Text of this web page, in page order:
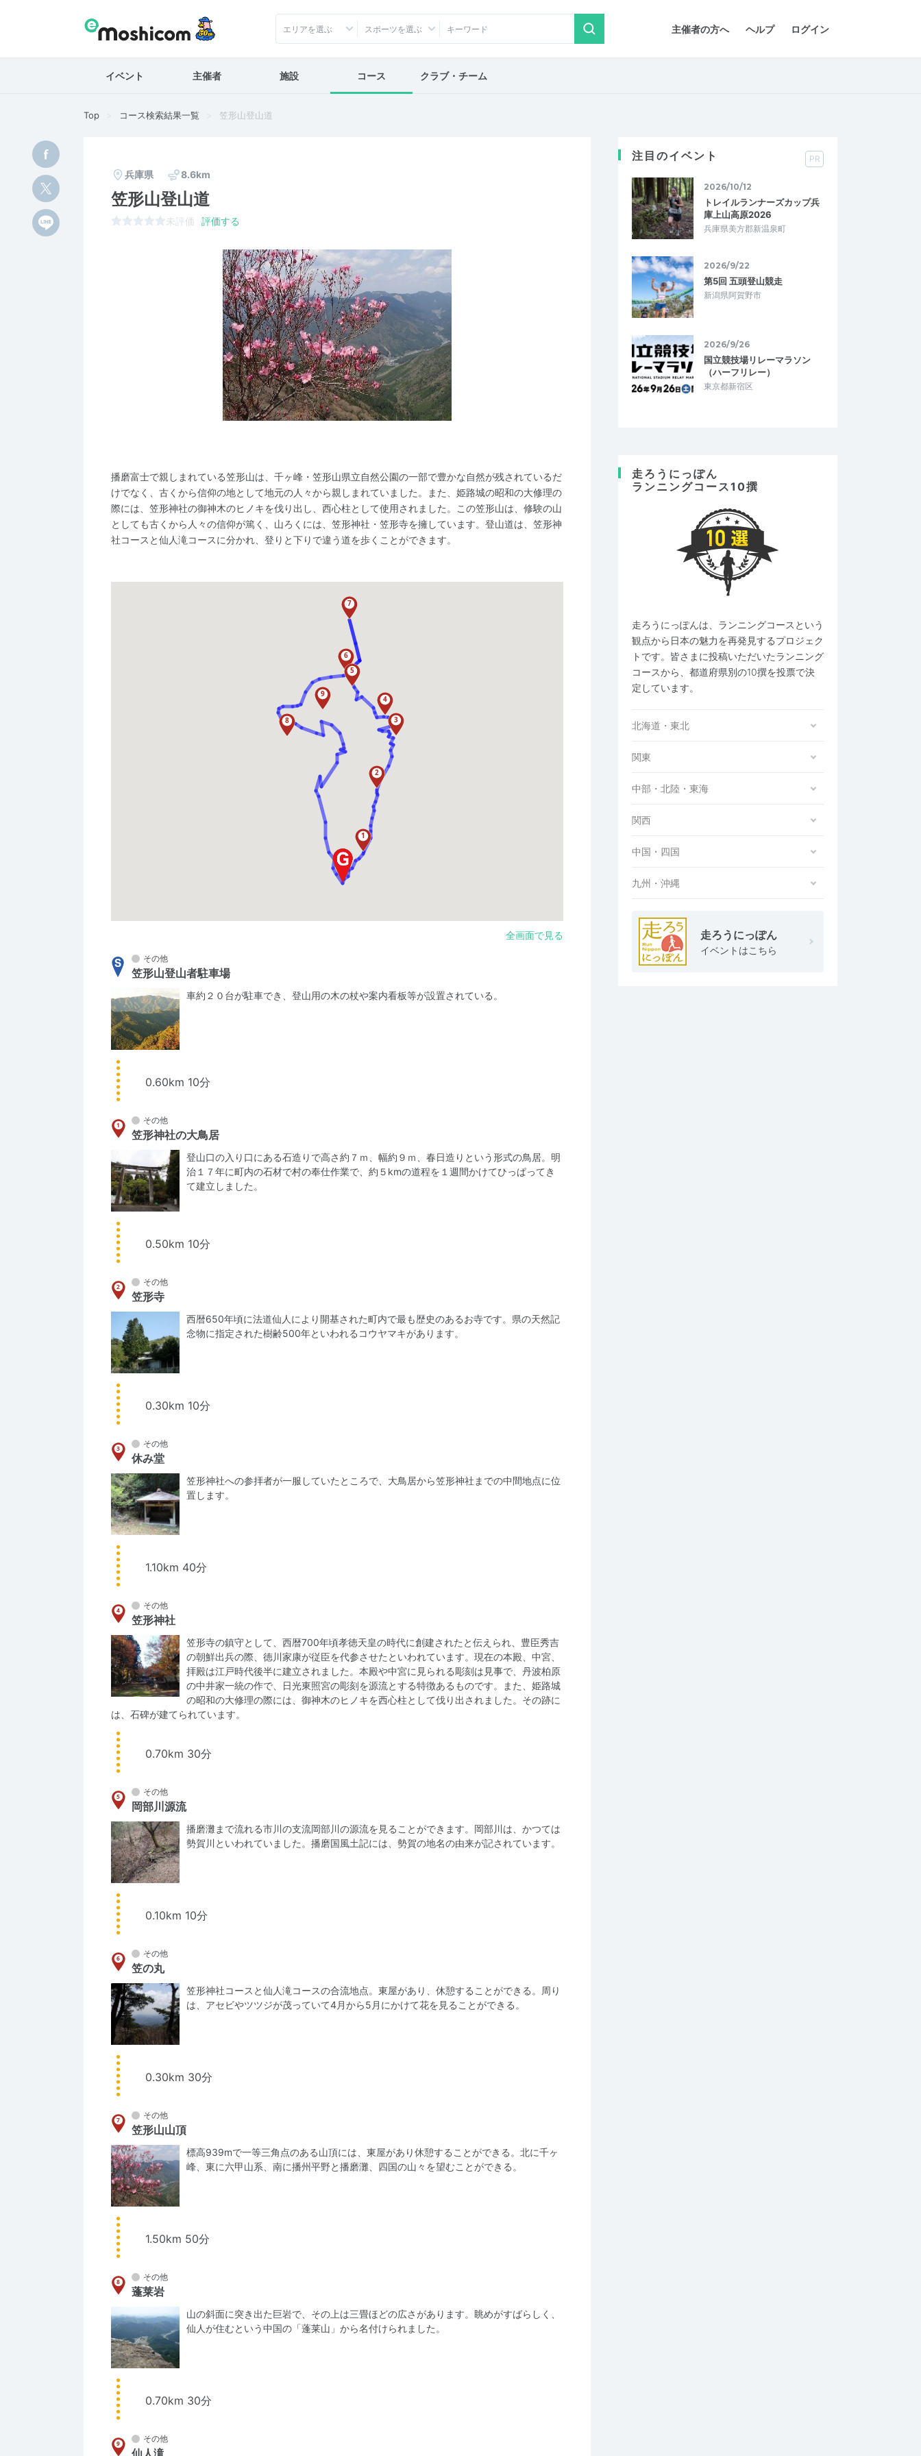
主催者の方へ ヘルプ ログイン
エリアを選ぶ スポーツを選ぶ
イベント 主催者 施設 コース クラブ・チーム
Top コース検索結果一覧 笠形山登山道
兵庫県 8.6km
笠形山登山道
未評価 評価する
播磨富士で親しまれている笠形山は、千ヶ峰・笠形山県立自然公園の一部で豊かな自然が残されているだ
けでなく、古くから信仰の地として地元の人々から親しまれていました。また、姫路城の昭和の大修理の
際には、笠形神社の御神木のヒノキを伐り出し、西心柱として使用されました。この笠形山は、修験の山
としても古くから人々の信仰が篤く、山ろくには、笠形神社・笠形寺を擁しています。登山道は、笠形神
社コースと仙人滝コースに分かれ、登りと下りで違う道を歩くことができます。
全画面で見る
その他
笠形山登山者駐車場
車約２０台が駐車でき、登山用の木の杖や案内看板等が設置されている。
0.60km 10分
その他
笠形神社の大鳥居
登山口の入り口にある石造りで高さ約７ｍ、幅約９ｍ、春日造りという形式の鳥居。明
治１７年に町内の石材で村の奉仕作業で、約５kmの道程を１週間かけてひっぱってき
て建立しました。
0.50km 10分
その他
笠形寺
西暦650年頃に法道仙人により開基された町内で最も歴史のあるお寺です。県の天然記
念物に指定された樹齢500年といわれるコウヤマキがあります。
0.30km 10分
その他
休み堂
笠形神社への参拝者が一服していたところで、大鳥居から笠形神社までの中間地点に位
置します。
1.10km 40分
その他
笠形神社
笠形寺の鎮守として、西暦700年頃孝徳天皇の時代に創建されたと伝えられ、豊臣秀吉
の朝鮮出兵の際、徳川家康が従臣を代参させたといわれています。現在の本殿、中宮、
拝殿は江戸時代後半に建立されました。本殿や中宮に見られる彫刻は見事で、丹波柏原
の中井家一統の作で、日光東照宮の彫刻を源流とする特徴あるものです。また、姫路城
の昭和の大修理の際には、御神木のヒノキを西心柱として伐り出されました。その跡に
は、石碑が建てられています。
0.70km 30分
その他
岡部川源流
播磨灘まで流れる市川の支流岡部川の源流を見ることができます。岡部川は、かつては
勢賀川といわれていました。播磨国風土記には、勢賀の地名の由来が記されています。
0.10km 10分
その他
笠の丸
笠形神社コースと仙人滝コースの合流地点。東屋があり、休憩することができる。周り
は、アセビやツツジが茂っていて4月から5月にかけて花を見ることができる。
0.30km 30分
その他
笠形山山頂
標高939mで一等三角点のある山頂には、東屋があり休憩することができる。北に千ヶ
峰、東に六甲山系、南に播州平野と播磨灘、四国の山々を望むことができる。
1.50km 50分
その他
蓬莱岩
山の斜面に突き出た巨岩で、その上は三畳ほどの広さがあります。眺めがすばらしく、
仙人が住むという中国の「蓬莱山」から名付けられました。
0.70km 30分
その他
仙人滝
注目のイベント PR
2026/10/12
トレイルランナーズカップ兵
庫上山高原2026
兵庫県美方郡新温泉町
2026/9/22
第5回 五頭登山競走
新潟県阿賀野市
2026/9/26
国立競技場リレーマラソン
（ハーフリレー）
東京都新宿区
走ろうにっぽん
ランニングコース10撰
走ろうにっぽんは、ランニングコースという
観点から日本の魅力を再発見するプロジェク
トです。皆さまに投稿いただいたランニング
コースから、都道府県別の10撰を投票で決
定しています。
北海道・東北
関東
中部・北陸・東海
関西
中国・四国
九州・沖縄
走ろうにっぽん
イベントはこちら